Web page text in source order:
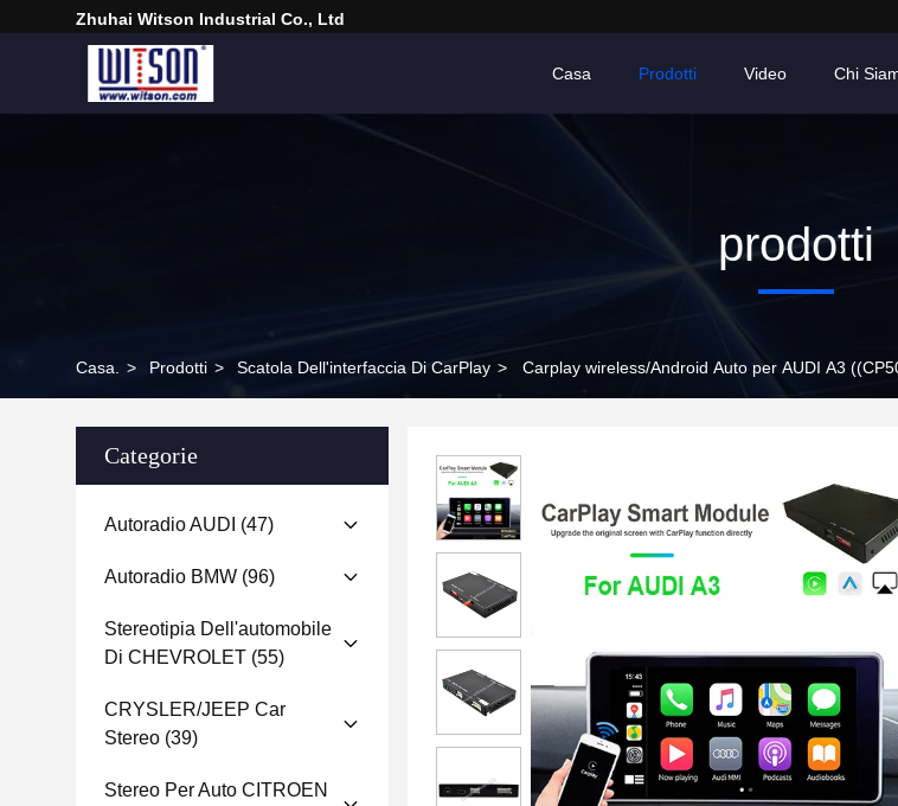
Zhuhai Witson Industrial Co., Ltd
Casa Prodotti Video Chi
prodotti
Casa. > Prodotti > Scatola Dell'interfaccia Di CarPlay > Carplay wireless/Android Auto per AUDI A3
Categorie
Autoradio AUDI (47)
Autoradio BMW (96)
Stereotipia Dell'automobile
Di CHEVROLET (55)
CRYSLER/JEEP Car
Stereo (39)
Stereo Per Auto CITROEN